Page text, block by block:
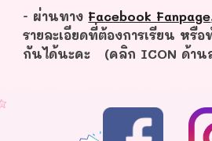
- ผ่านทาง Facebook Fanpage
รายละเอียดที่ต้องการเรียน หรื
กันได้นะคะ (คลิก ICON ด้านล่